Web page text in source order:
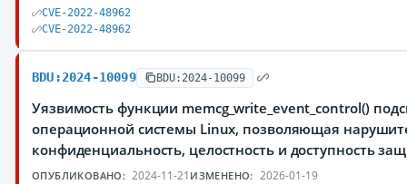
CVE-2022-48962
CVE-2022-48962
BDU:2024-10099 BDU:2024-10099
Уязвимость функции memcg_write_event_control()
операционной системы Linux, позволяющая
конфиденциальность, целостность и доступность
ОПУБЛИКОВАНО: 2024-11-21 ИЗМЕНЕНО: 2026-01-19